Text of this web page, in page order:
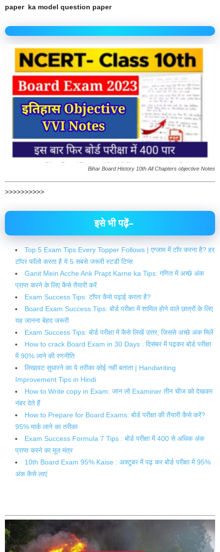
paper ka model question paper
Bihar Board History 10th All Chapters objective Notes
>>>>>>>>>>
इसे भी पढ़ें–
Top 5 Exam Tips Every Topper Follows | एग्जाम में टॉप करना है? हर
टॉपर फॉलो करता है ये 5 सबसे जरूरी स्टडी टिप्स
Ganit Mein Acche Ank Prapt Karne ka Tips: गणित में अच्छे अंक
प्राप्त करने के लिए कैसे तैयारी करें
Exam Success Tips: टॉपर कैसे पढ़ाई करता है?
Board Exam Success Tips: बोर्ड परीक्षा में शामिल होने वाले छात्रों के लिए
यह जानना बेहद जरूरी
Exam Success Tips: बोर्ड परीक्षा में कैसे लिखें उत्तर, जिससे अच्छे अंक मिलें
How to crack Board Exam in 30 Days : दिसंबर में पढ़कर बोर्ड परीक्षा
में 90% लाने की रणनीति
लिखावट सुधारने का ये तरीका कोई नहीं बताता | Handwriting
Improvement Tips in Hindi
How to Write copy in Exam: जान लो Examiner तीन चीज को देखकर
नंबर देते हैं
How to Prepare for Board Exams: बोर्ड परीक्षा की तैयारी कैसे करें?
95% मार्क लाने का तरीका
Exam Success Formula 7 Tips : बोर्ड परीक्षा में 400 से अधिक अंक
प्राप्त करने का मूल मंत्र
10th Board Exam 95% Kaise : अक्टूबर में पढ़ कर बोर्ड परीक्षा में 95%
अंक कैसे लाएं